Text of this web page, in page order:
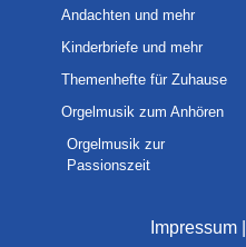
Andachten und mehr
Kinderbriefe und mehr
Themenhefte für Zuhause
Orgelmusik zum Anhören
Orgelmusik zur
Passionszeit
Impressum|